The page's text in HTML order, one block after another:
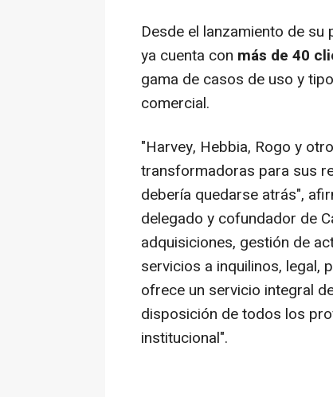
Desde el lanzamiento de
ya cuenta con más de 40
gama de casos de uso y
comercial.
"Harvey, Hebbia, Rogo y
transformadoras para sus
debería quedarse atrás",
delegado y cofundador de
adquisiciones, gestión de
servicios a inquilinos, legal,
ofrece un servicio integral
disposición de todos los
institucional".